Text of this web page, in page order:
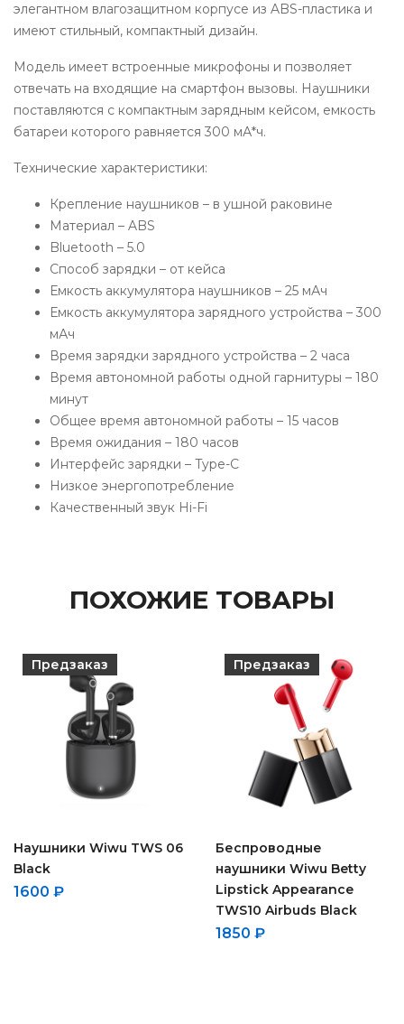
элегантном влагозащитном корпусе из ABS-пластика и
имеют стильный, компактный дизайн.
Модель имеет встроенные микрофоны и позволяет
отвечать на входящие на смартфон вызовы. Наушники
поставляются с компактным зарядным кейсом, емкость
батареи которого равняется 300 мА*ч.
Технические характеристики:
Крепление наушников – в ушной раковине
Материал – ABS
Bluetooth – 5.0
Способ зарядки – от кейса
Емкость аккумулятора наушников – 25 мАч
Емкость аккумулятора зарядного устройства – 300
мАч
Время зарядки зарядного устройства – 2 часа
Время автономной работы одной гарнитуры – 180
минут
Общее время автономной работы – 15 часов
Время ожидания – 180 часов
Интерфейс зарядки – Type-C
Низкое энергопотребление
Качественный звук Hi-Fi
ПОХОЖИЕ ТОВАРЫ
Предзаказ
Наушники Wiwu TWS 06
Black
1600 ₽
Предзаказ
Беспроводные
наушники Wiwu Betty
Lipstick Appearance
TWS10 Airbuds Black
1850 ₽